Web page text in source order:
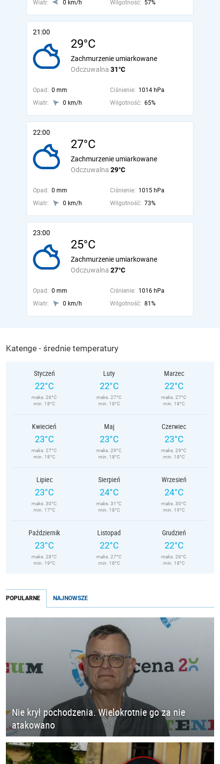
Wiatr: 0 km/h Wilgotność: 57%
21:00
29°C
Odczuwalna 31°C
Zachmurzenie umiarkowane
Opad: 0 mm Ciśnienie: 1014 hPa
Wiatr:
0 km/h Wilgotność: 65%
22:00
27°C
Odczuwalna 29°C
Zachmurzenie umiarkowane
Opad: 0 mm Ciśnienie: 1015 hPa
Wiatr:
0 km/h Wilgotność: 73%
23:00
25°C
Odczuwalna 27°C
Zachmurzenie umiarkowane
Opad: 0 mm Ciśnienie: 1016 hPa
Wiatr:
0 km/h Wilgotność: 81%
Katenge - średnie temperatury
Styczeń
22°C
maks. 26°C
min. 18°C
Luty
22°C
maks. 27°C
min. 18°C
Marzec
22°C
maks. 27°C
min. 18°C
Kwiecień
23°C
maks. 27°C
min. 18°C
Maj
23°C
maks. 29°C
min. 18°C
Czerwiec
23°C
maks. 29°C
min. 18°C
Lipiec
23°C
maks. 30°C
min. 17°C
Sierpień
24°C
maks. 31°C
min. 18°C
Wrzesień
24°C
maks. 30°C
min. 19°C
Październik
23°C
maks. 28°C
min. 19°C
Listopad
22°C
maks. 27°C
min. 18°C
Grudzień
22°C
maks. 26°C
min. 18°C
POPULARNE NAJNOWSZE
Nie krył pochodzenia. Wielokrotnie go za nie
atakowano